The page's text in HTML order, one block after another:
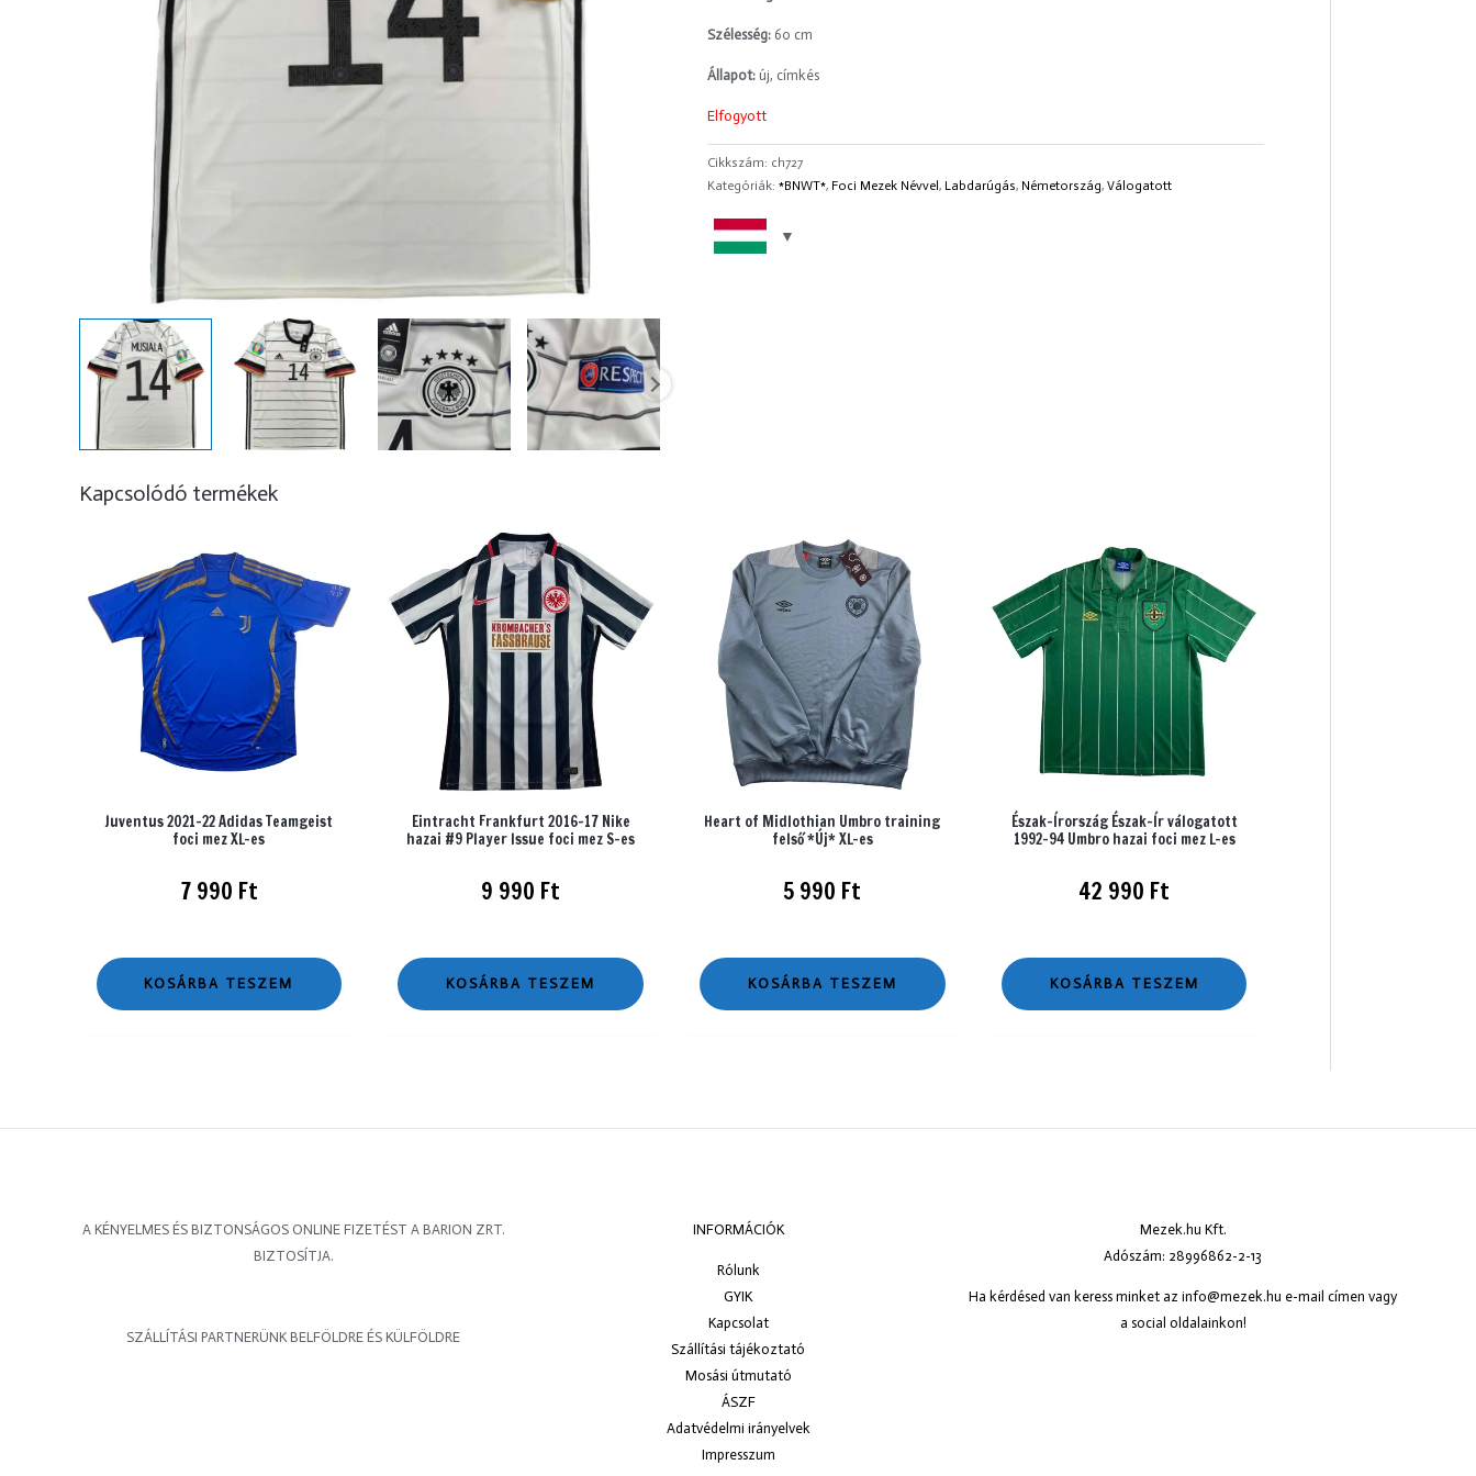
Szélesség: 60 cm
Állapot:új, címkés
Elfogyott
Cikkszám: ch727
Kategóriák: *BNWT*, Foci Mezek Névvel, Labdarúgás, Németország, Válogatott
Kapcsolódó termékek
Juventus 2021-22 Adidas Teamgeist
foci mez XL-es
7 990 Ft
KOSÁRBA TESZEM
Eintracht Frankfurt 2016-17 Nike
hazai #9 Player Issue foci mez S-es
9 990 Ft
KOSÁRBA TESZEM
Heart of Midlothian Umbro training
felső *Új* XL-es
5 990 Ft
KOSÁRBA TESZEM
Észak-Írország Észak-Ír válogatott
1992-94 Umbro hazai foci mez L-es
42 990 Ft
KOSÁRBA TESZEM
A KÉNYELMES ÉS BIZTONSÁGOS ONLINE FIZETÉST A BARION ZRT.
BIZTOSÍTJA.
SZÁLLÍTÁSI PARTNERÜNK BELFÖLDRE ÉS KÜLFÖLDRE
INFORMÁCIÓK
Rólunk
GYIK
Kapcsolat
Szállítási tájékoztató
Mosási útmutató
ÁSZF
Adatvédelmi irányelvek
Impresszum
Mezek.hu Kft.
Adószám: 28996862-2-13
Ha kérdésed van keress minket az info@mezek.hu e-mail címen vagy
a social oldalainkon!